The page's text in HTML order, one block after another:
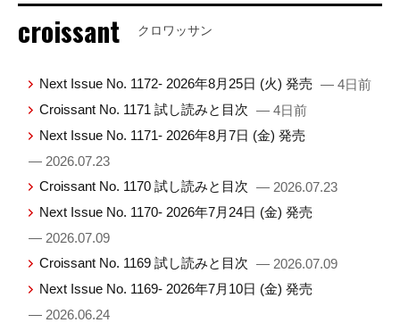
croissant クロワッサン
Next Issue No. 1172- 2026年8月25日 (火) 発売 — 4日前
Croissant No. 1171 試し読みと目次 — 4日前
Next Issue No. 1171- 2026年8月7日 (金) 発売
— 2026.07.23
Croissant No. 1170 試し読みと目次 — 2026.07.23
Next Issue No. 1170- 2026年7月24日 (金) 発売
— 2026.07.09
Croissant No. 1169 試し読みと目次 — 2026.07.09
Next Issue No. 1169- 2026年7月10日 (金) 発売
— 2026.06.24